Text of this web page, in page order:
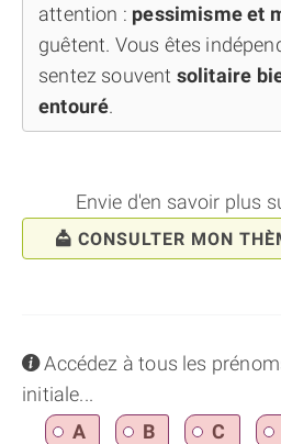
attention : pessimisme et
guêtent. Vous êtes
sentez souvent solitaire
entouré.
Envie d'en savoir plus
CONSULTER MON
infoAccédez à tous les
initiale...
A
B C